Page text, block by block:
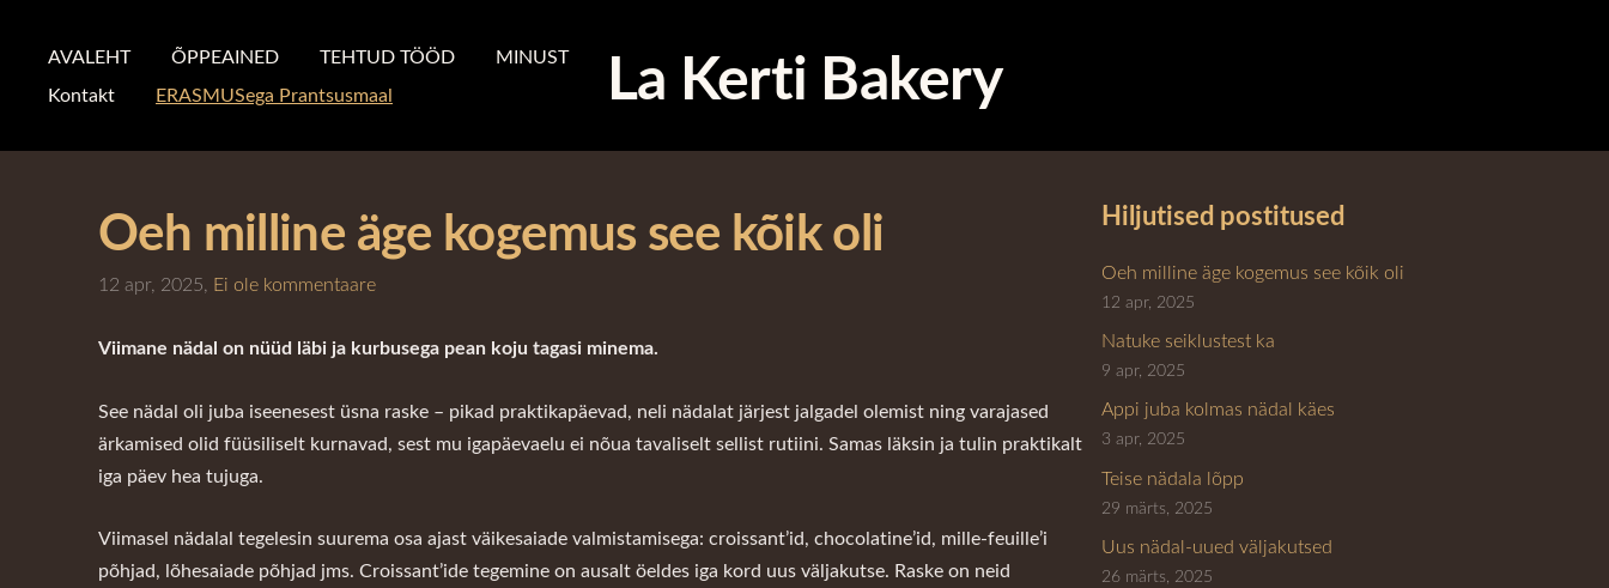
La Kerti Bakery
AVALEHT ÕPPEAINED TEHTUD TÖÖD
MINUST
Kontakt
ERASMUSega Prantsusmaal
Hiljutised postitused
Oeh milline äge kogemus see kõik oli
12 apr, 2025
Natuke seiklustest ka
9 apr, 2025
Appi juba kolmas nädal käes
3 apr, 2025
Teise nädala lõpp
29 märts, 2025
Uus nädal-uued väljakutsed
26 märts, 2025
Oeh milline äge kogemus see kõik oli
12 apr, 2025, Ei ole kommentaare
Viimane nädal on nüüd läbi ja kurbusega pean koju tagasi minema.
See nädal oli juba iseenesest üsna raske – pikad praktikapäevad, neli nädalat järjest jalgadel olemist ning varajased
ärkamised olid füüsiliselt kurnavad, sest mu igapäevaelu ei nõua tavaliselt sellist rutiini. Samas läksin ja tulin praktikalt
iga päev hea tujuga.
Viimasel nädalal tegelesin suurema osa ajast väikesaiade valmistamisega: croissant’id, chocolatine’id, mille-feuille’i
põhjad, lõhesaiade põhjad jms. Croissant’ide tegemine on ausalt öeldes iga kord uus väljakutse. Raske on neid